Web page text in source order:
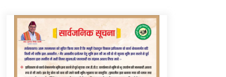
Thought Of The Day 6 September
September 6, 2023
Thought Of The Day 16 May